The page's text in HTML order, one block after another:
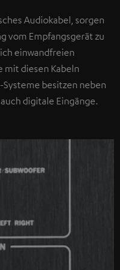
Audiokabel, sorgen
vom Empfangsgerät zu
einwandfreien
mit diesen Kabeln
besitzen neben
digitale Eingänge.